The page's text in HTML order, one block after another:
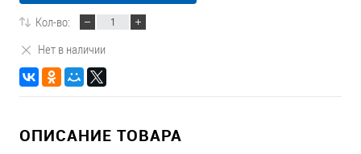
Кол-во:
Нет в наличии
ОПИСАНИЕ ТОВАРА